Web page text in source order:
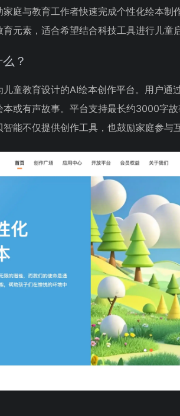
庭与教育工作者快速完成个性化绘本
元素，适合希望结合科技工具进行儿童
？
儿童教育设计的AI绘本创作平台。用户
本或有声故事。平台支持最长约3000字
能不仅提供创作工具，也鼓励家庭参与